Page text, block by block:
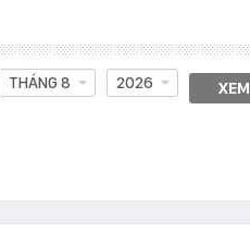
THÁNG 8 2026 XEM